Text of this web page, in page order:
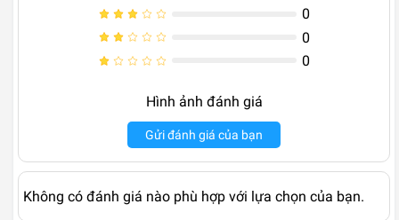
0
0
0
Hình ảnh đánh giá
Gửi đánh giá của bạn
Không có đánh giá nào phù hợp với lựa chọn của bạn.